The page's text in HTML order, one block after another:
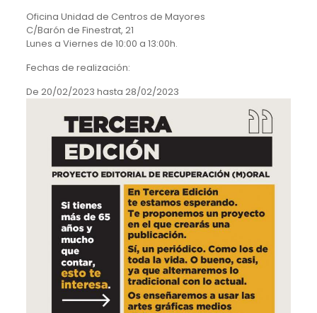
Oficina Unidad de Centros de Mayores
C/Barón de Finestrat, 21
Lunes a Viernes de 10:00 a 13:00h.
Fechas de realización:
De 20/02/2023 hasta 28/02/2023